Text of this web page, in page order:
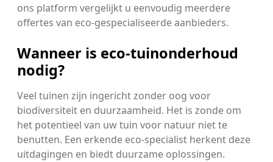
ons platform vergelijkt u eenvoudig meerdere
offertes van eco-gespecialiseerde aanbieders.
Wanneer is eco-tuinonderhoud
nodig?
Veel tuinen zijn ingericht zonder oog voor
biodiversiteit en duurzaamheid. Het is zonde om
het potentieel van uw tuin voor natuur niet te
benutten. Een erkende eco-specialist herkent deze
uitdagingen en biedt duurzame oplossingen.